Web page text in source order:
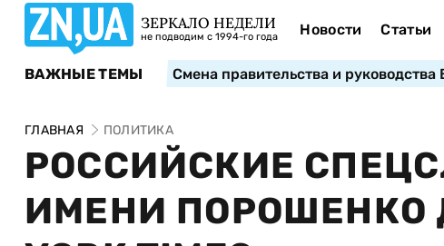
ЗЕРКАЛО НЕДЕЛИ
не подводим с 1994-го года Новости Статьи
ВАЖНЫЕ ТЕМЫ Смена правительства и руководства
ГЛАВНАЯ ПОЛИТИКА
РОССИЙСКИЕ
ИМЕНИ ПОРОШЕНКО